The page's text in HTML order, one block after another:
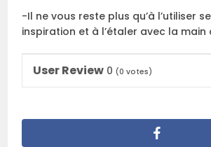
-Il ne vous reste plus qu’à l’utiliser
inspiration et à l’étaler avec la main
User Review 0 (0 votes)